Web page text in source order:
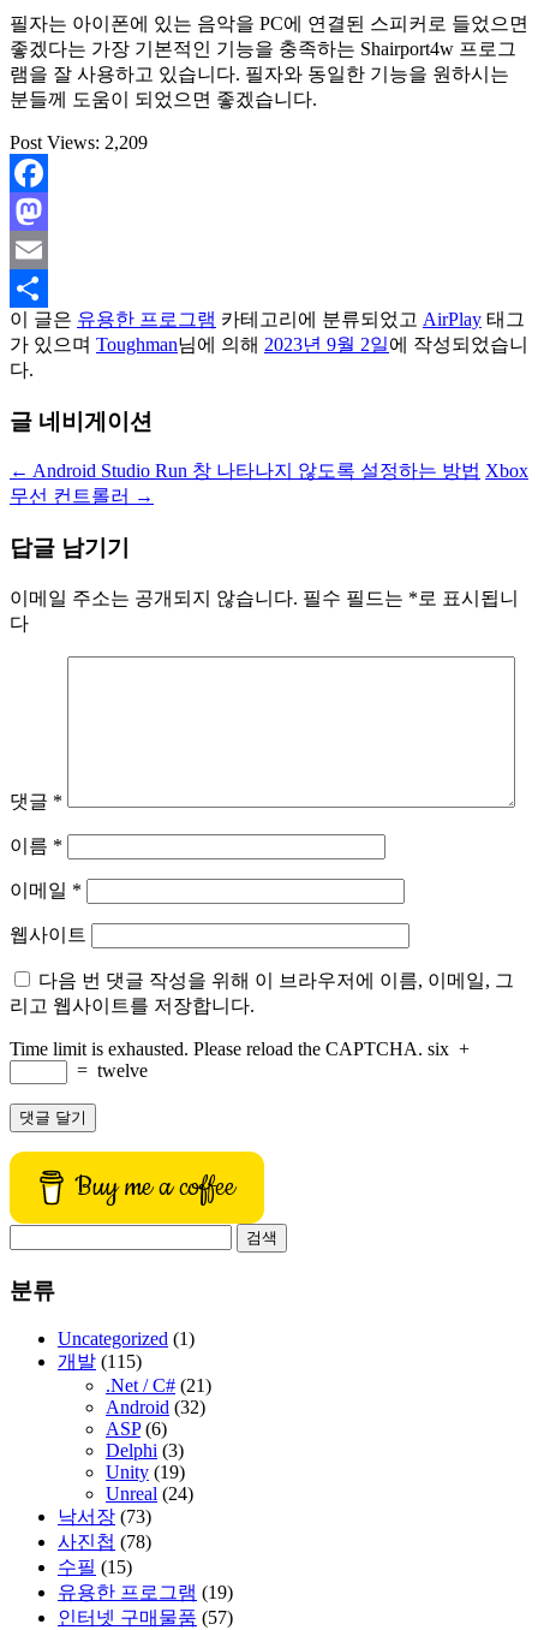
필자는 아이폰에 있는 음악을 PC에 연결된 스피커로 들었으면
좋겠다는 가장 기본적인 기능을 충족하는 Shairport4w 프로그
램을 잘 사용하고 있습니다. 필자와 동일한 기능을 원하시는
분들께 도움이 되었으면 좋겠습니다.
Post Views: 2,209
Facebook
Mastodon
Email
Share
이 글은 유용한 프로그램 카테고리에 분류되었고 AirPlay 태그
가 있으며 Toughman님에 의해 2023년 9월 2일에 작성되었습니
다.
글 네비게이션
← Android Studio Run 창 나타나지 않도록 설정하는 방법 Xbox
무선 컨트롤러 →
답글 남기기
이메일 주소는 공개되지 않습니다. 필수 필드는 *로 표시됩니
다
댓글 *
이름 *
이메일 *
웹사이트
다음 번 댓글 작성을 위해 이 브라우저에 이름, 이메일, 그
리고 웹사이트를 저장합니다.
Time limit is exhausted. Please reload the CAPTCHA. six +
= twelve
Buy me a coffee
분류
Uncategorized (1)
개발 (115)
.Net / C# (21)
Android (32)
ASP(6)
Delphi (3)
Unity (19)
Unreal (24)
낙서장 (73)
사진첩 (78)
수필 (15)
유용한 프로그램 (19)
인터넷 구매물품 (57)